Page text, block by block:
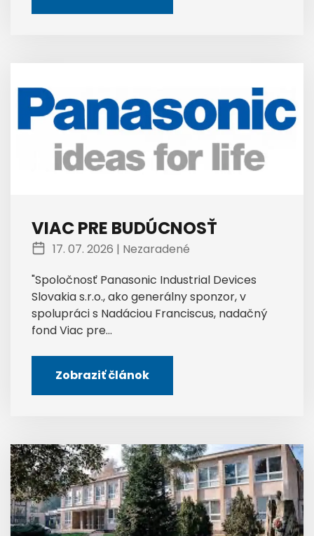
VIAC PRE BUDÚCNOSŤ
17. 07. 2026 | Nezaradené
"Spoločnosť Panasonic Industrial Devices
Slovakia s.r.o., ako generálny sponzor, v
spolupráci s Nadáciou Franciscus, nadačný
fond Viac pre...
Zobraziť článok